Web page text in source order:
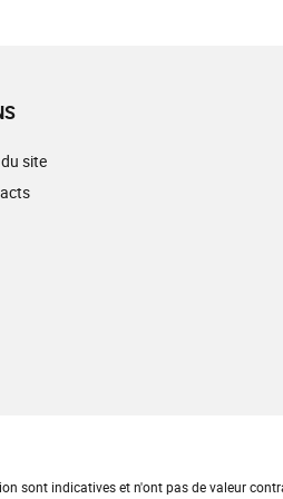
site
sont indicatives et n'ont pas de valeur